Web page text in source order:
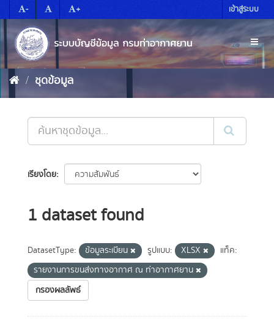
to
content
- + เข้าสู่ระบบ
ชุดข้อมูล
เรียงโดย
1 dataset found
DatasetType: ข้อมูลระเบียน รูปแบบ: XLSX
แท็ค:
รายงานการขนส่งทางอากาศ ณ ท่าอากาศยาน
กรองผลลัพธ์